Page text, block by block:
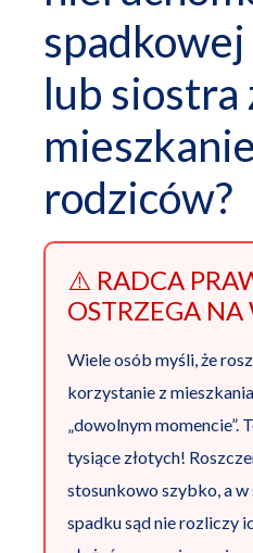
lub siostra
rodziców?
⚠️ RADCA
OSTRZEGA NA
Wiele osób myśli, że
korzystanie z
„dowolnym momencie”.
tysiące złotych!
stosunkowo szybko, a w
spadku sąd nie rozliczy